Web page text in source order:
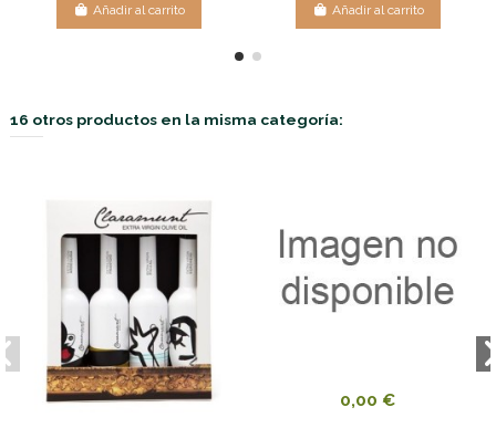
Añadir al carrito Añadir al carrito
16 otros productos en la misma categoría:
0,00 €